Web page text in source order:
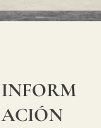
INFORM
ACIÓN